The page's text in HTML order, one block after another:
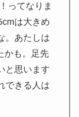
ってなりま
は大きめ
。あたしは
かも。足先
と思います
できる人は